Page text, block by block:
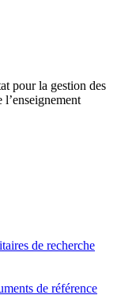
pour la gestion des
de recherche
de référence